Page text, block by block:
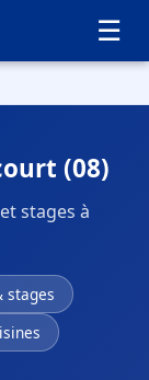
☰
(08)
stages à
stages